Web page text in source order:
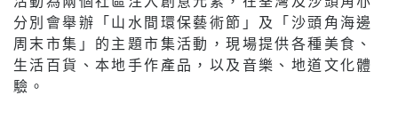
分別會舉辦「山水間環保藝術節」及「沙頭角海邊
周末市集」的主題市集活動，現場提供各種美食、
生活百貨、本地手作產品，以及音樂、地道文化體
驗。